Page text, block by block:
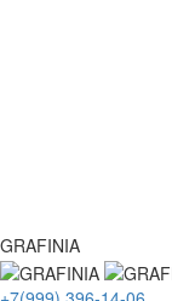
GRAFINIA